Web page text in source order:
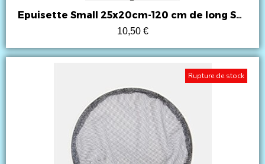
Epuisette Small 25x20cm-120 cm de long Superfish
10,50 €
Rupture de stock